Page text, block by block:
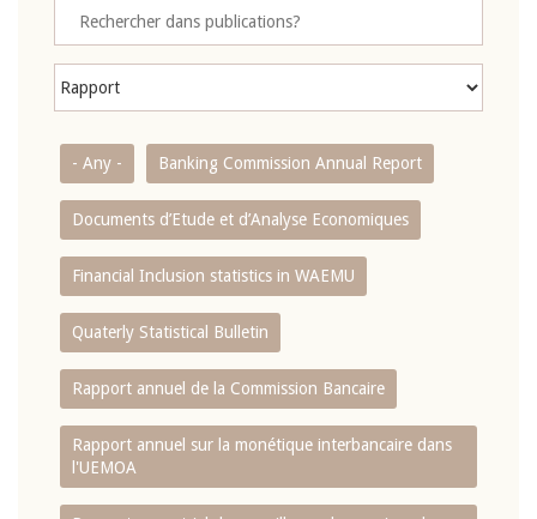
- Any - Banking Commission Annual Report
Documents d’Etude et d’Analyse Economiques
Financial Inclusion statistics in WAEMU
Quaterly Statistical Bulletin
Rapport annuel de la Commission Bancaire
Rapport annuel sur la monétique interbancaire dans
l'UEMOA